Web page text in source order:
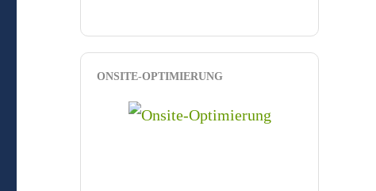
ONSITE-OPTIMIERUNG